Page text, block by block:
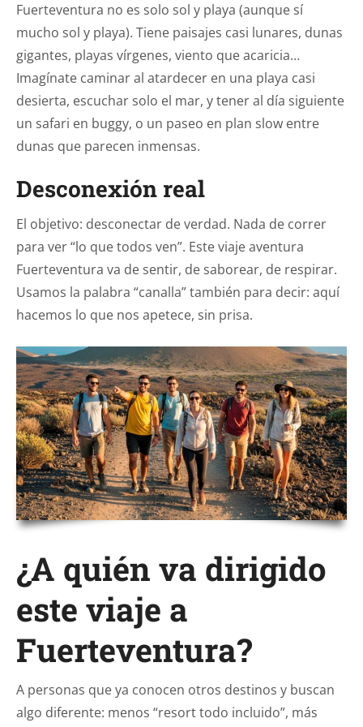
Fuerteventura no es solo sol y playa (aunque sí
mucho sol y playa). Tiene paisajes casi lunares, dunas
gigantes, playas vírgenes, viento que acaricia…
Imagínate caminar al atardecer en una playa casi
desierta, escuchar solo el mar, y tener al día siguiente
un safari en buggy, o un paseo en plan slow entre
dunas que parecen inmensas.
Desconexión real
El objetivo: desconectar de verdad. Nada de correr
para ver “lo que todos ven”. Este viaje aventura
Fuerteventura va de sentir, de saborear, de respirar.
Usamos la palabra “canalla” también para decir: aquí
hacemos lo que nos apetece, sin prisa.
¿A quién va dirigido
este viaje a
Fuerteventura?
A personas que ya conocen otros destinos y buscan
algo diferente: menos “resort todo incluido”, más